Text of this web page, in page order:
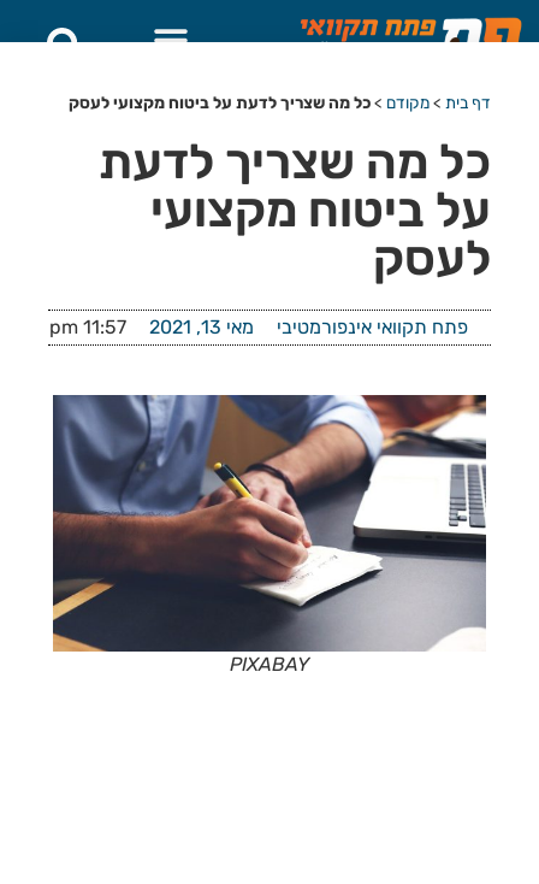
דף בית >מקודם >כל מה שצריך לדעת על ביטוח מקצועי לעסק
כל מה שצריך לדעת
על ביטוח מקצועי
לעסק
פתח תקוואי אינפורמטיבי מאי 13, 2021 11:57 pm
PIXABAY